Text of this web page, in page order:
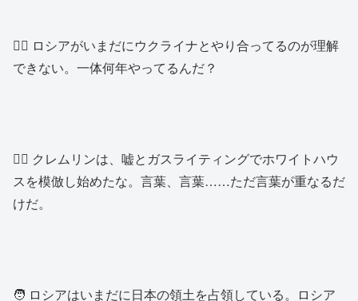
👱‍♂️ ロシアがいまだにウクライナとやり合ってるのが理解
できない。一体何年やってるんだ？
👱‍♂️ クレムリンは、嘘とガスライティングでホワイトハウ
スを模倣し始めたな。言葉、言葉……ただ言葉が重なるだ
けだ。
🧑 ロシアはいまだに日本の領土を占領している。ロシア